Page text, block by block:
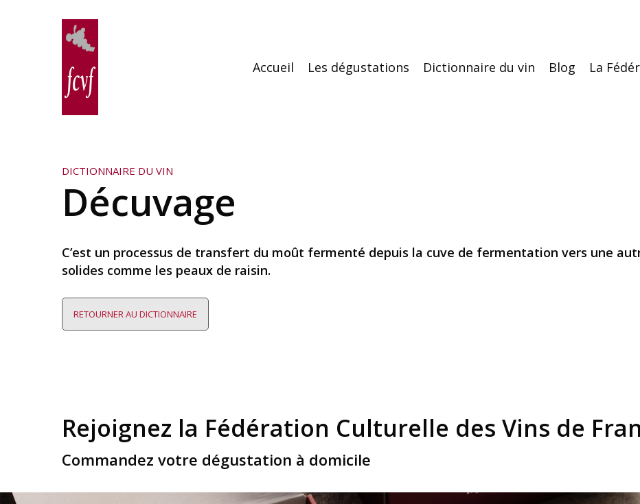
Accueil Les dégustations Dictionnaire du vin Blog La
DICTIONNAIRE DU VIN
Décuvage
C’est un processus de transfert du moût fermenté depuis la cuve de fermentation vers une
solides comme les peaux de raisin.
RETOURNER AU DICTIONNAIRE
Rejoignez la Fédération Culturelle des Vins de
Commandez votre dégustation à domicile